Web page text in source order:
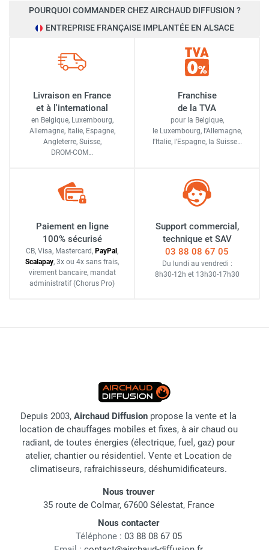
POURQUOI COMMANDER CHEZ AIRCHAUD DIFFUSION ?
ENTREPRISE FRANÇAISE IMPLANTÉE EN ALSACE
Livraison en France
et à l'international
en Belgique, Luxembourg,
Allemagne, Italie, Espagne,
Angleterre, Suisse,
DROM-COM…
Franchise
de la TVA
pour la Belgique,
le Luxembourg, l'Allemagne,
l'Italie, l'Espagne, la Suisse…
Paiement en ligne
100% sécurisé
CB, Visa, Mastercard, PayPal ,
Scalapay, 3x ou 4x sans frais,
virement bancaire, mandat
administratif (Chorus Pro)
Support commercial,
technique et SAV
03 88 08 67 05
Du lundi au vendredi :
8h30-12h et 13h30-17h30
Depuis 2003, Airchaud Diffusion propose la vente et la
location de chauffages mobiles et fixes, à air chaud ou
radiant, de toutes énergies (électrique, fuel, gaz) pour
atelier, chantier ou résidentiel. Vente et Location de
climatiseurs, rafraichisseurs, déshumidificateurs.
Nous trouver
35 route de Colmar, 67600 Sélestat, France
Nous contacter
Téléphone : 03 88 08 67 05